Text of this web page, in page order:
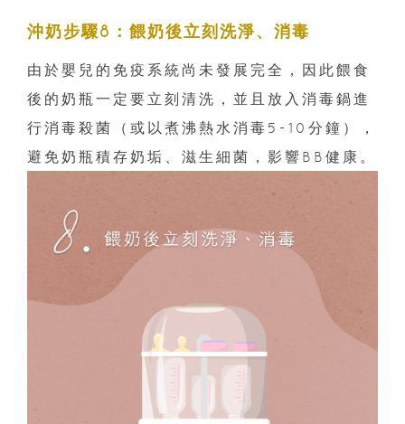
沖奶步驟8：餵奶後立刻洗淨、消毒
由於嬰兒的免疫系統尚未發展完全，因此餵食
後的奶瓶一定要立刻清洗，並且放入消毒鍋進
行消毒殺菌（或以煮沸熱水消毒5-10分鐘），
避免奶瓶積存奶垢、滋生細菌，影響BB健康。